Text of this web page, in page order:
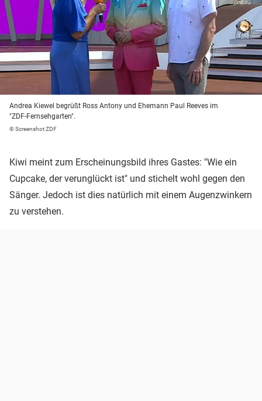
Andrea Kiewel begrüßt Ross Antony und Ehemann Paul Reeves im
"ZDF-Fernsehgarten".
© Screenshot ZDF
Kiwi meint zum Erscheinungsbild ihres Gastes: "Wie ein
Cupcake, der verunglückt ist" und stichelt wohl gegen den
Sänger. Jedoch ist dies natürlich mit einem Augenzwinkern
zu verstehen.